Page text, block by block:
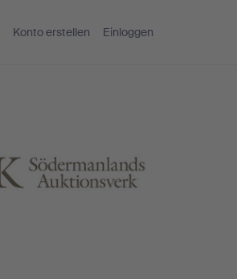
Konto erstellen Einloggen